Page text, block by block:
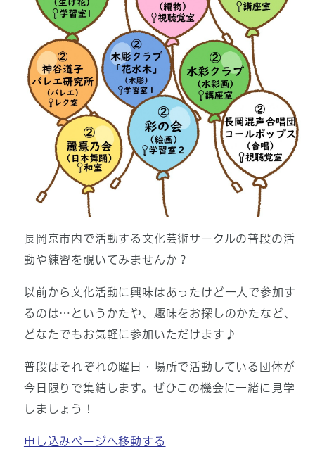
長岡京市内で活動する文化芸術サークルの普段の活
動や練習を覗いてみませんか？
以前から文化活動に興味はあったけど一人で参加す
るのは…というかたや、趣味をお探しのかたなど、
どなたでもお気軽に参加いただけます♪
普段はそれぞれの曜日・場所で活動している団体が
今日限りで集結します。ぜひこの機会に一緒に見学
しましょう！
申し込みページへ移動する